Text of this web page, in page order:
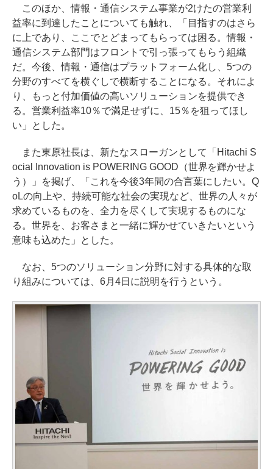
このほか、情報・通信システム事業が2けたの営業利
益率に到達したことについても触れ、「目指すのはさら
に上であり、ここでとどまってもらっては困る。情報・
通信システム部門はフロントで引っ張ってもらう組織
だ。今後、情報・通信はプラットフォーム化し、5つの
分野のすべてを横ぐしで横断することになる。それによ
り、もっと付加価値の高いソリューションを提供でき
る。営業利益率10％で満足せずに、15％を狙ってほし
い」とした。
また東原社長は、新たなスローガンとして「Hitachi S
ocial Innovation is POWERING GOOD（世界を輝かせよ
う）」を掲げ、「これを今後3年間の合言葉にしたい。Q
oLの向上や、持続可能な社会の実現など、世界の人々が
求めているものを、全力を尽くして実現するものにな
る。世界を、お客さまと一緒に輝かせていきたいという
意味も込めた」とした。
なお、5つのソリューション分野に対する具体的な取
り組みについては、6月4日に説明を行うという。